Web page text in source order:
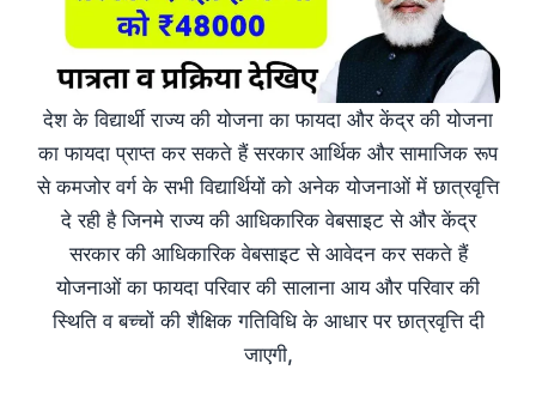
देश के विद्यार्थी राज्य की योजना का फायदा और केंद्र की योजना
का फायदा प्राप्त कर सकते हैं सरकार आर्थिक और सामाजिक रूप
से कमजोर वर्ग के सभी विद्यार्थियों को अनेक योजनाओं में छात्रवृत्ति
दे रही है जिनमे राज्य की आधिकारिक वेबसाइट से और केंद्र
सरकार की आधिकारिक वेबसाइट से आवेदन कर सकते हैं
योजनाओं का फायदा परिवार की सालाना आय और परिवार की
स्थिति व बच्चों की शैक्षिक गतिविधि के आधार पर छात्रवृत्ति दी
जाएगी,